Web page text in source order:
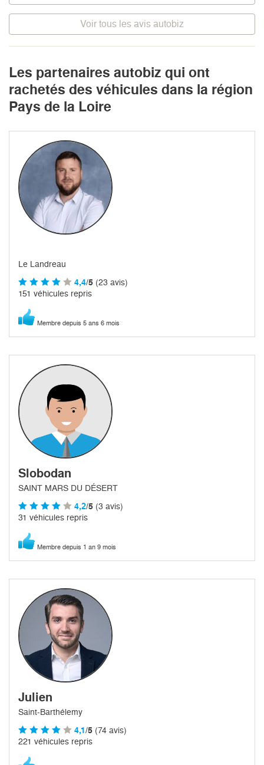
Voir tous les avis autobiz
Les partenaires autobiz qui ont
rachetés des véhicules dans la région
Pays de la Loire
Le Landreau
4,4/5 (23 avis)
151 véhicules repris
Membre depuis 5 ans 6 mois
Slobodan
SAINT MARS DU DÉSERT
4,2/5 (3 avis)
31 véhicules repris
Membre depuis 1 an 9 mois
Julien
Saint-Barthélemy
4,1/5 (74 avis)
221 véhicules repris